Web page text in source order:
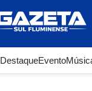
DestaqueEvento